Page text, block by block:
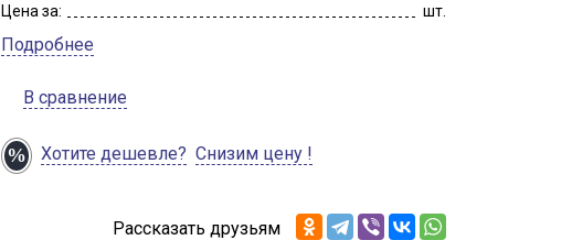
Цена за: шт.
Подробнее
В сравнение
Хотите дешевле? Снизим цену !
Рассказать друзьям